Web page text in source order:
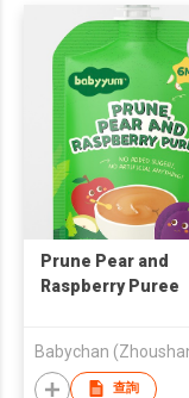
Prune Pear and
Raspberry Puree
查詢